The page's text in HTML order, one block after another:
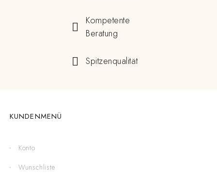
Kompetente
Beratung
Spitzenqualität
KUNDENMENÜ
Konto
Wunschliste